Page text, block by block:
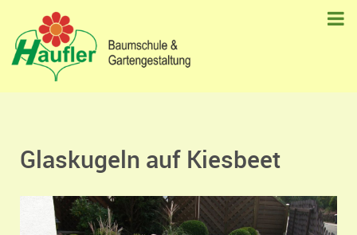
Glaskugeln auf Kiesbeet